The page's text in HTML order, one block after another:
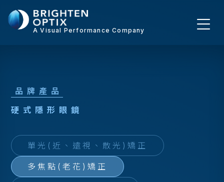
A Visual Performance Company
品牌產品
硬 式 隱形 眼鏡
單光(近、遠視、散光)矯正
多焦點(老花)矯正